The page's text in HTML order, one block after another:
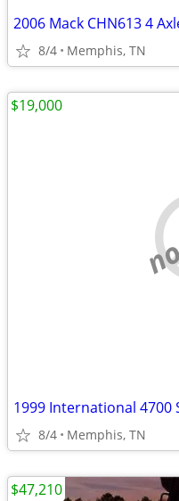
2006 Mack CHN613 4
8/4 Memphis, TN
1999 International 4700
8/4 Memphis, TN
$19,000
$47,210